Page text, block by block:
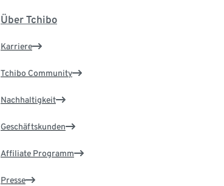
Über Tchibo
Karriere
Tchibo Community
Nachhaltigkeit
Geschäftskunden
Affiliate Programm
Presse